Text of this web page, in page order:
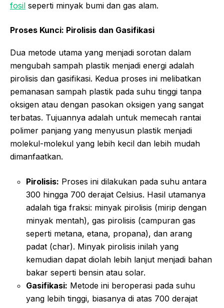
fosil seperti minyak bumi dan gas alam.
Proses Kunci: Pirolisis dan Gasifikasi
Dua metode utama yang menjadi sorotan dalam
mengubah sampah plastik menjadi energi adalah
pirolisis dan gasifikasi. Kedua proses ini melibatkan
pemanasan sampah plastik pada suhu tinggi tanpa
oksigen atau dengan pasokan oksigen yang sangat
terbatas. Tujuannya adalah untuk memecah rantai
polimer panjang yang menyusun plastik menjadi
molekul-molekul yang lebih kecil dan lebih mudah
dimanfaatkan.
Pirolisis: Proses ini dilakukan pada suhu antara
300 hingga 700 derajat Celsius. Hasil utamanya
adalah tiga fraksi: minyak pirolisis (mirip dengan
minyak mentah), gas pirolisis (campuran gas
seperti metana, etana, propana), dan arang
padat (char). Minyak pirolisis inilah yang
kemudian dapat diolah lebih lanjut menjadi bahan
bakar seperti bensin atau solar.
Gasifikasi: Metode ini beroperasi pada suhu
yang lebih tinggi, biasanya di atas 700 derajat